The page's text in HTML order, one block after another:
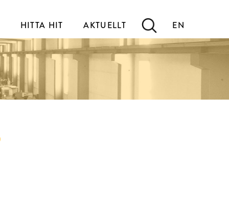
EN
HITTA HIT AKTUELLT